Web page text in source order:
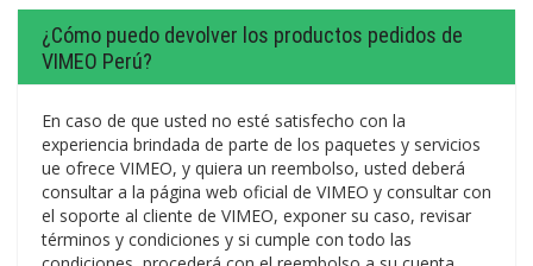
¿Cómo puedo devolver los productos pedidos de
VIMEO Perú?
En caso de que usted no esté satisfecho con la
experiencia brindada de parte de los paquetes y servicios
ue ofrece VIMEO, y quiera un reembolso, usted deberá
consultar a la página web oficial de VIMEO y consultar con
el soporte al cliente de VIMEO, exponer su caso, revisar
términos y condiciones y si cumple con todo las